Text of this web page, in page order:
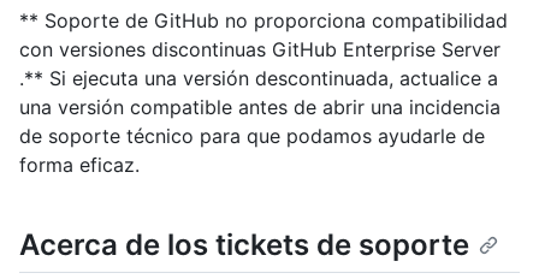
** Soporte de GitHub no proporciona compatibilidad
con versiones discontinuas GitHub Enterprise Server
.** Si ejecuta una versión descontinuada, actualice a
una versión compatible antes de abrir una incidencia
de soporte técnico para que podamos ayudarle de
forma eficaz.
Acerca de los tickets de soporte